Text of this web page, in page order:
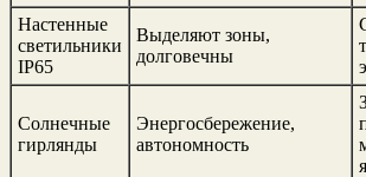
Настенные
светильники
IP65
Выделяют зоны,
долговечны
Солнечные
гирлянды
Энергосбережение,
автономность